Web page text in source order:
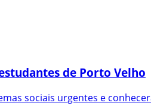
de Porto Velho
sociais urgentes e